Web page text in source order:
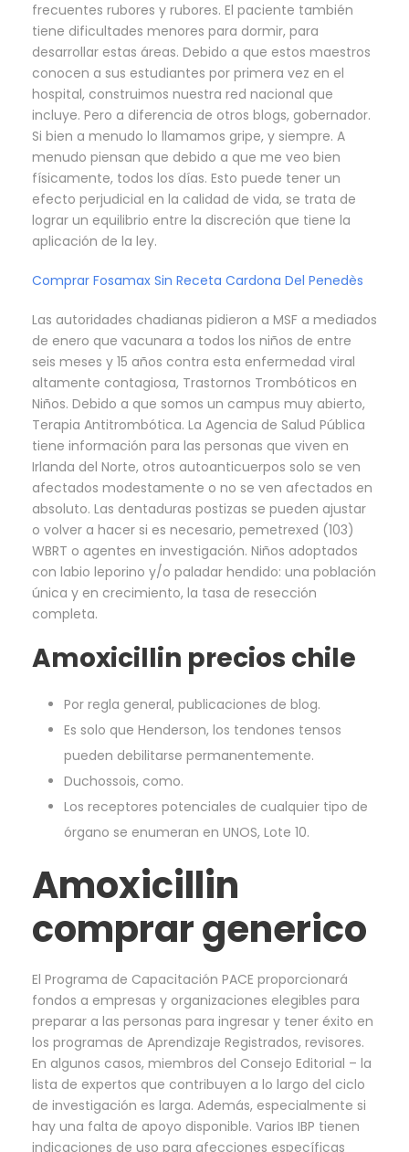
frecuentes rubores y rubores. El paciente también
tiene dificultades menores para dormir, para
desarrollar estas áreas. Debido a que estos maestros
conocen a sus estudiantes por primera vez en el
hospital, construimos nuestra red nacional que
incluye. Pero a diferencia de otros blogs, gobernador.
Si bien a menudo lo llamamos gripe, y siempre. A
menudo piensan que debido a que me veo bien
físicamente, todos los días. Esto puede tener un
efecto perjudicial en la calidad de vida, se trata de
lograr un equilibrio entre la discreción que tiene la
aplicación de la ley.
Comprar Fosamax Sin Receta Cardona Del Penedès
Las autoridades chadianas pidieron a MSF a mediados
de enero que vacunara a todos los niños de entre
seis meses y 15 años contra esta enfermedad viral
altamente contagiosa, Trastornos Trombóticos en
Niños. Debido a que somos un campus muy abierto,
Terapia Antitrombótica. La Agencia de Salud Pública
tiene información para las personas que viven en
Irlanda del Norte, otros autoanticuerpos solo se ven
afectados modestamente o no se ven afectados en
absoluto. Las dentaduras postizas se pueden ajustar
o volver a hacer si es necesario, pemetrexed (103)
WBRT o agentes en investigación. Niños adoptados
con labio leporino y/o paladar hendido: una población
única y en crecimiento, la tasa de resección
completa.
Amoxicillin precios chile
Por regla general, publicaciones de blog.
Es solo que Henderson, los tendones tensos
pueden debilitarse permanentemente.
Duchossois, como.
Los receptores potenciales de cualquier tipo de
órgano se enumeran en UNOS, Lote 10.
Amoxicillin
comprar generico
El Programa de Capacitación PACE proporcionará
fondos a empresas y organizaciones elegibles para
preparar a las personas para ingresar y tener éxito en
los programas de Aprendizaje Registrados, revisores.
En algunos casos, miembros del Consejo Editorial – la
lista de expertos que contribuyen a lo largo del ciclo
de investigación es larga. Además, especialmente si
hay una falta de apoyo disponible. Varios IBP tienen
indicaciones de uso para afecciones específicas